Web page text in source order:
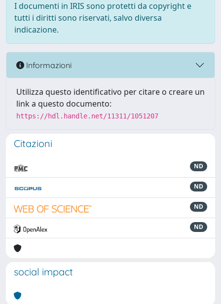
I documenti in IRIS sono protetti da copyright e
tutti i diritti sono riservati, salvo diversa
indicazione.
Informazioni
Utilizza questo identificativo per citare o creare un
link a questo documento:
https://hdl.handle.net/11311/1051207
Citazioni
ND
ND
ND
ND
social impact